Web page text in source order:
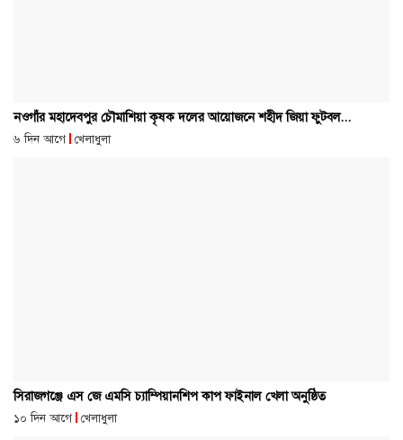
নওগাঁর মহাদেবপুর চৌমাশিয়া কৃষক দলের আয়োজনে শহীদ জিয়া ফুটবল...
৬ দিন আগে খেলাধুলা
সিরাজগঞ্জে এস জে এমসি চ্যাম্পিয়ানশিপ কাপ ফাইনাল খেলা অনুষ্ঠিত
১০ দিন আগে খেলাধুলা